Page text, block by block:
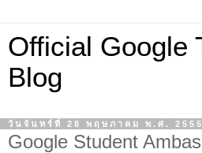
Official Google
Blog
วันจันทร์ที่ 28 พฤษภาคม พ.ศ. 2555
Google Student